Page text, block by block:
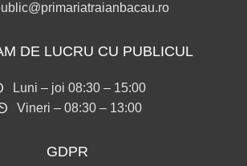
DE LUCRU CU PUBLICUL
Luni – joi 08:30 – 15:00
Vineri – 08:30 – 13:00
GDPR